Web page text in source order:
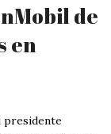
de
en
presidente